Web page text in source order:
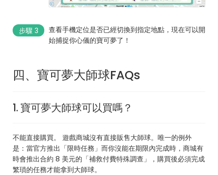
步驟 3
查看手機定位是否已經切換到指定地點，現在可以開
始捕捉你心儀的寶可夢了！
四、寶可夢大師球FAQs
1. 寶可夢大師球可以買嗎？
不能直接購買。 遊戲商城沒有直接販售大師球。唯一的例外
是：當官方推出「限時任務」而你沒能在期限內完成時，商城有
時會推出合約 8 美元的「補救付費特殊調查」，購買後必須完成
繁瑣的任務才能拿到大師球。